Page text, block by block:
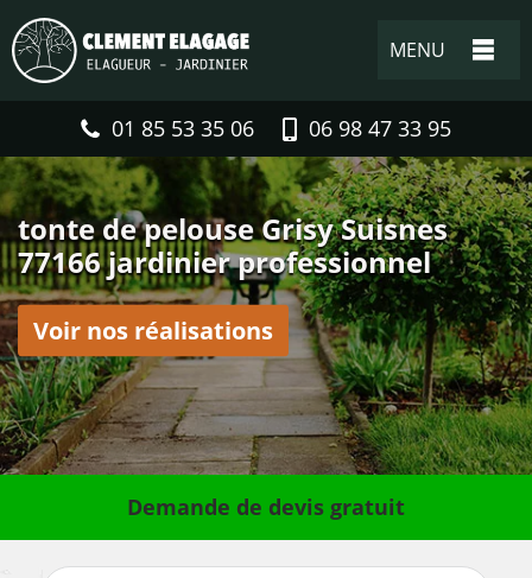
MENU
01 85 53 35 06 06 98 47 33 95
tonte de pelouse Grisy Suisnes
77166 jardinier professionnel
Voir nos réalisations
Demande de devis gratuit